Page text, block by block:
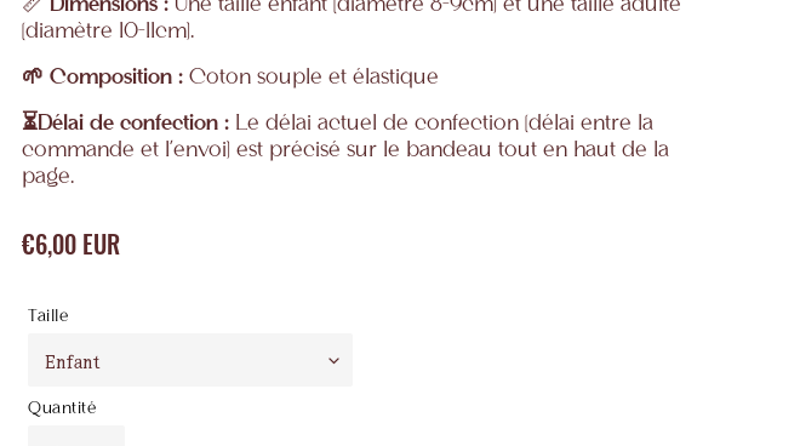
📏 Dimensions : Une taille enfant (diamètre 8-9cm) et une taille adulte
(diamètre 10-11cm).
🌱 Composition : Coton souple et élastique
⏳Délai de confection : Le délai actuel de confection (délai entre la
commande et l'envoi) est précisé sur le bandeau tout en haut de la
page.
Prix
€6,00 EUR
Taille
Quantité